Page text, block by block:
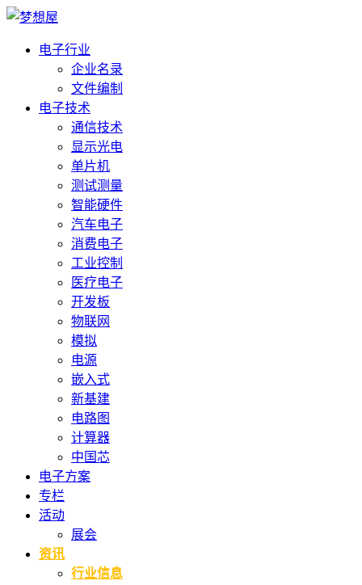
电子行业
企业名录
文件编制
电子技术
通信技术
显示光电
单片机
测试测量
智能硬件
汽车电子
消费电子
工业控制
医疗电子
开发板
物联网
模拟
电源
嵌入式
新基建
电路图
计算器
中国芯
电子方案
专栏
活动
展会
资讯
行业信息